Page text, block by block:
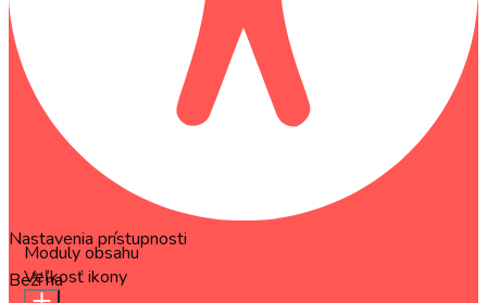
Nastavenia prístupnosti
Beží naOneTap
Moduly obsahu
Veľkosť ikony